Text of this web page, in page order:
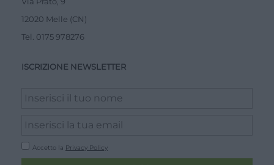
12020 Melle (CN)
Tel. 0175 978276
ISCRIZIONE NEWSLETTER
Accetto la Privacy Policy